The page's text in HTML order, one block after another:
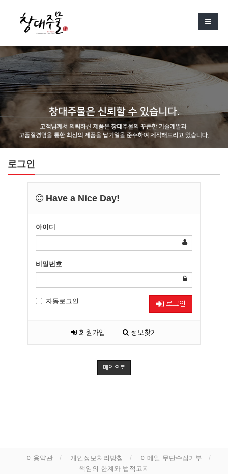
로그인
Have a Nice Day!
아이디
비밀번호
자동로그인 로그인
회원가입 정보찾기
메인으로
이용약관 개인정보처리방침
이메일 무단수집거부
책임의 한계와 법적고지